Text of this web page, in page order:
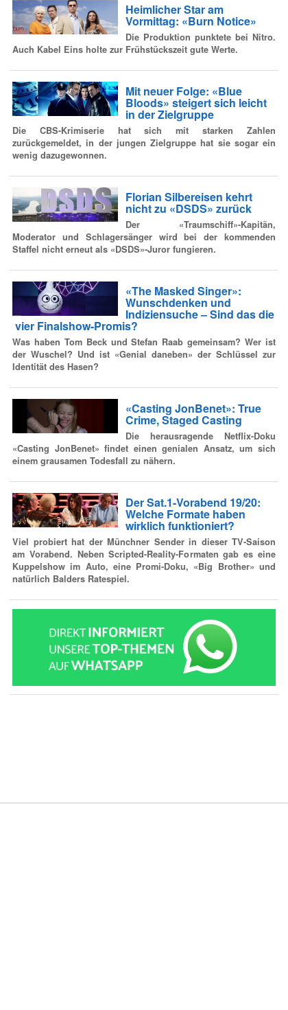
Heimlicher Star am
Vormittag: «Burn Notice»
Die Produktion punktete bei Nitro.
Auch Kabel Eins holte zur Frühstückszeit gute Werte.
Mit neuer Folge: «Blue
Bloods» steigert sich leicht
in der Zielgruppe
Die CBS-Krimiserie hat sich mit starken Zahlen
zurückgemeldet, in der jungen Zielgruppe hat sie sogar ein
wenig dazugewonnen.
Florian Silbereisen kehrt
nicht zu «DSDS» zurück
Der «Traumschiff»-Kapitän,
Moderator und Schlagersänger wird bei der kommenden
Staffel nicht erneut als «DSDS»-Juror fungieren.
«The Masked Singer»:
Wunschdenken und
Indiziensuche – Sind das die
vier Finalshow-Promis?
Was haben Tom Beck und Stefan Raab gemeinsam? Wer ist
der Wuschel? Und ist «Genial daneben» der Schlüssel zur
Identität des Hasen?
«Casting JonBenet»: True
Crime, Staged Casting
Die herausragende Netflix-Doku
«Casting JonBenet» findet einen genialen Ansatz, um sich
einem grausamen Todesfall zu nähern.
Der Sat.1-Vorabend 19/20:
Welche Formate haben
wirklich funktioniert?
Viel probiert hat der Münchner Sender in dieser TV-Saison
am Vorabend. Neben Scripted-Reality-Formaten gab es eine
Kuppelshow im Auto, eine Promi-Doku, «Big Brother» und
natürlich Balders Ratespiel.